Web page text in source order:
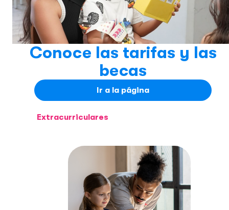
Conoce las tarifas y las
becas
Ir a la página
Extracurriculares